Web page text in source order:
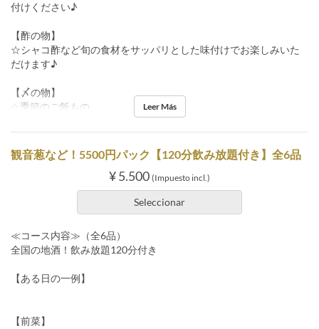
付けください♪
【酢の物】
☆シャコ酢など旬の食材をサッパリとした味付けでお楽しみいた
だけます♪
【〆の物】
☆季節のご飯もの
Leer Más
観音葱など！5500円パック【120分飲み放題付き】全6品
¥ 5.500 (Impuesto incl.)
Seleccionar
≪コース内容≫（全6品）
全国の地酒！飲み放題120分付き
【ある日の一例】
【前菜】